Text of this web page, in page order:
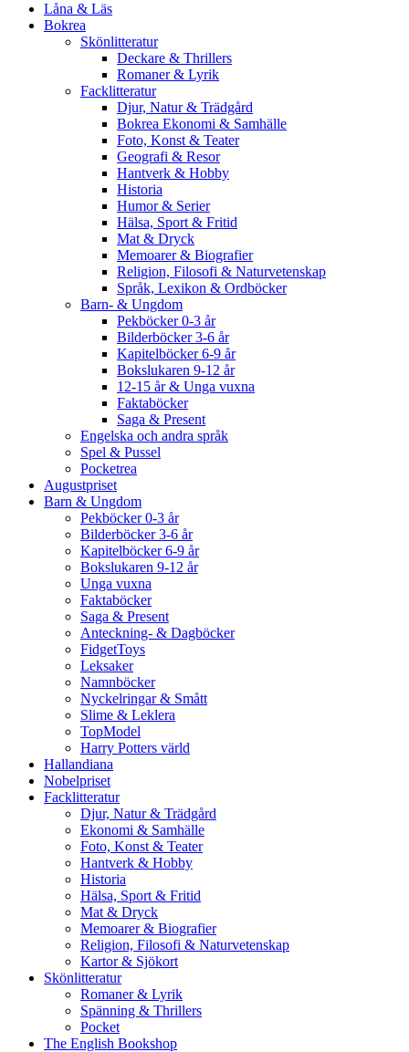
Låna & Läs
Bokrea
Skönlitteratur
Deckare & Thrillers
Romaner & Lyrik
Facklitteratur
Djur, Natur & Trädgård
Bokrea Ekonomi & Samhälle
Foto, Konst & Teater
Geografi & Resor
Hantverk & Hobby
Historia
Humor & Serier
Hälsa, Sport & Fritid
Mat & Dryck
Memoarer & Biografier
Religion, Filosofi & Naturvetenskap
Språk, Lexikon & Ordböcker
Barn- & Ungdom
Pekböcker 0-3 år
Bilderböcker 3-6 år
Kapitelböcker 6-9 år
Bokslukaren 9-12 år
12-15 år & Unga vuxna
Faktaböcker
Saga & Present
Engelska och andra språk
Spel & Pussel
Pocketrea
Augustpriset
Barn & Ungdom
Pekböcker 0-3 år
Bilderböcker 3-6 år
Kapitelböcker 6-9 år
Bokslukaren 9-12 år
Unga vuxna
Faktaböcker
Saga & Present
Anteckning- & Dagböcker
FidgetToys
Leksaker
Namnböcker
Nyckelringar & Smått
Slime & Leklera
TopModel
Harry Potters värld
Hallandiana
Nobelpriset
Facklitteratur
Djur, Natur & Trädgård
Ekonomi & Samhälle
Foto, Konst & Teater
Hantverk & Hobby
Historia
Hälsa, Sport & Fritid
Mat & Dryck
Memoarer & Biografier
Religion, Filosofi & Naturvetenskap
Kartor & Sjökort
Skönlitteratur
Romaner & Lyrik
Spänning & Thrillers
Pocket
The English Bookshop